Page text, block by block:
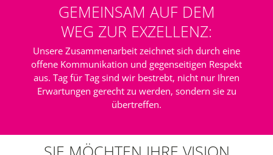
GEMEINSAM AUF DEM
WEG ZUR EXZELLENZ:
Unsere Zusammenarbeit zeichnet sich durch eine
offene Kommunikation und gegenseitigen Respekt
aus. Tag für Tag sind wir bestrebt, nicht nur Ihren
Erwartungen gerecht zu werden, sondern sie zu
übertreffen.